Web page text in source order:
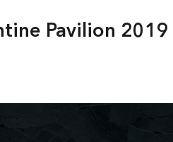
Pavilion 2019